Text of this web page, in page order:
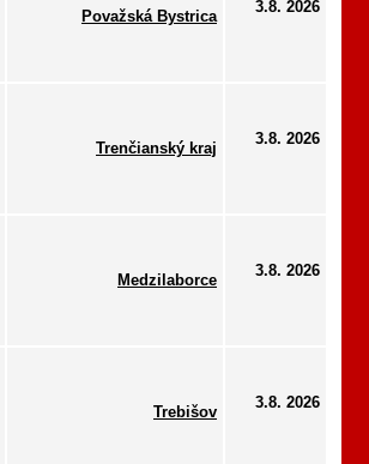
Považská Bystrica
3.8. 2026
Trenčianský kraj
3.8. 2026
Medzilaborce
3.8. 2026
Trebišov
3.8. 2026